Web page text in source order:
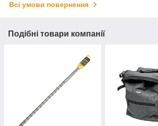
Всі умови повернення
Подібні товари компанії